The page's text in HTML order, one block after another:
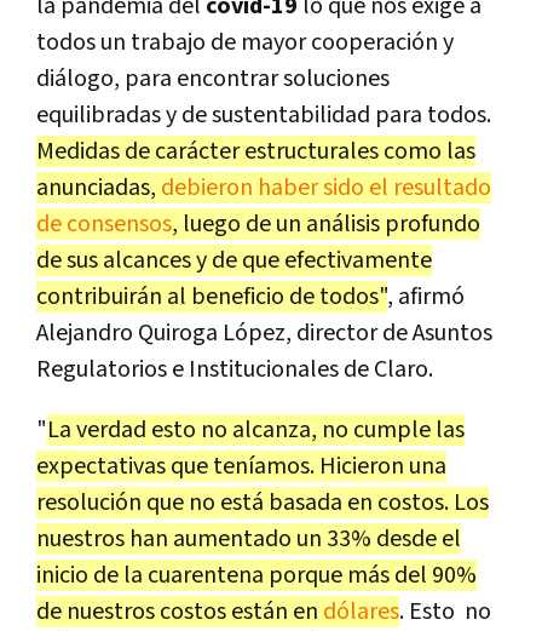
la pandemia del covid-19 lo que nos exige a
todos un trabajo de mayor cooperación y
diálogo, para encontrar soluciones
equilibradas y de sustentabilidad para todos.
Medidas de carácter estructurales como las
anunciadas, debieron haber sido el resultado
de consensos, luego de un análisis profundo
de sus alcances y de que efectivamente
contribuirán al beneficio de todos", afirmó
Alejandro Quiroga López, director de Asuntos
Regulatorios e Institucionales de Claro.
"La verdad esto no alcanza, no cumple las
expectativas que teníamos. Hicieron una
resolución que no está basada en costos. Los
nuestros han aumentado un 33% desde el
inicio de la cuarentena porque más del 90%
de nuestros costos están en dólares. Esto no